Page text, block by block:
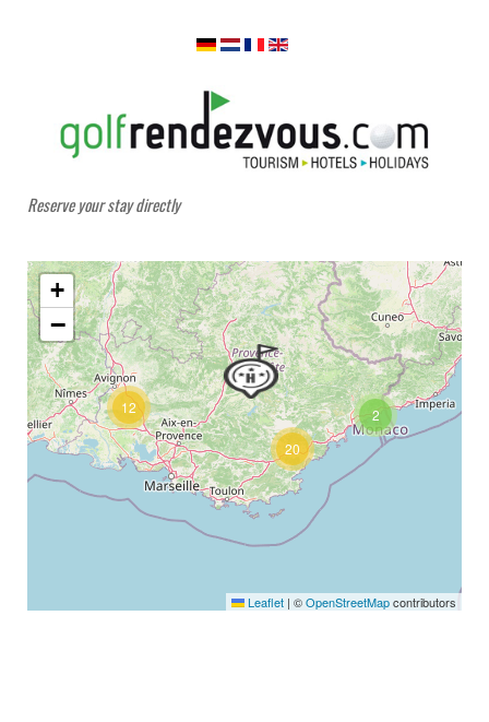
Reserve your stay directly
2
20
12
+
−
Leaflet | ©OpenStreetMapcontributors